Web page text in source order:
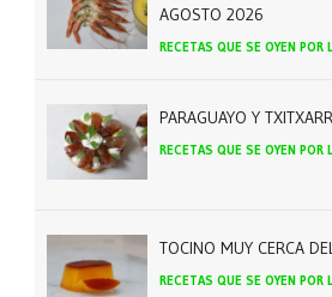
AGOSTO 2026
RECETAS QUE SE OYEN POR
PARAGUAYO Y
RECETAS QUE SE OYEN POR
TOCINO MUY CERCA
RECETAS QUE SE OYEN POR